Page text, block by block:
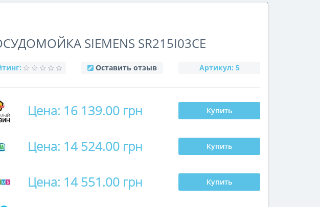
SIEMENS SR215I03CE
Оставить отзыв Артикул: 5
Цена: 16 139.00 грн Купить
Цена: 14 524.00 грн Купить
Цена: 14 551.00 грн Купить